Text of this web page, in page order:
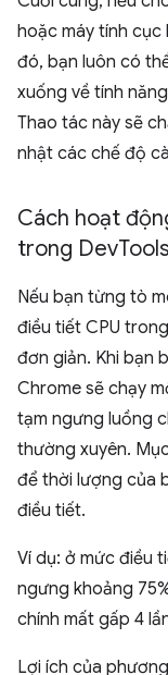
hoặc máy tính
đó, bạn luôn có
xuống về tính
Thao tác này sẽ
nhật các chế độ
Cách hoạt
trong DevTools
Nếu bạn từng tò
điều tiết CPU
đơn giản. Khi bạn
Chrome sẽ chạy
tạm ngưng luồng
thường xuyên.
để thời lượng của
điều tiết.
Ví dụ: ở mức điều
ngưng khoảng
chính mất gấp 4
Lợi ích của